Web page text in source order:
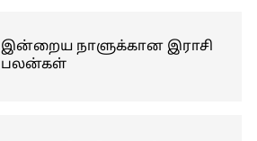
இன்றைய நாளுக்கான இராசி
பலன்கள்